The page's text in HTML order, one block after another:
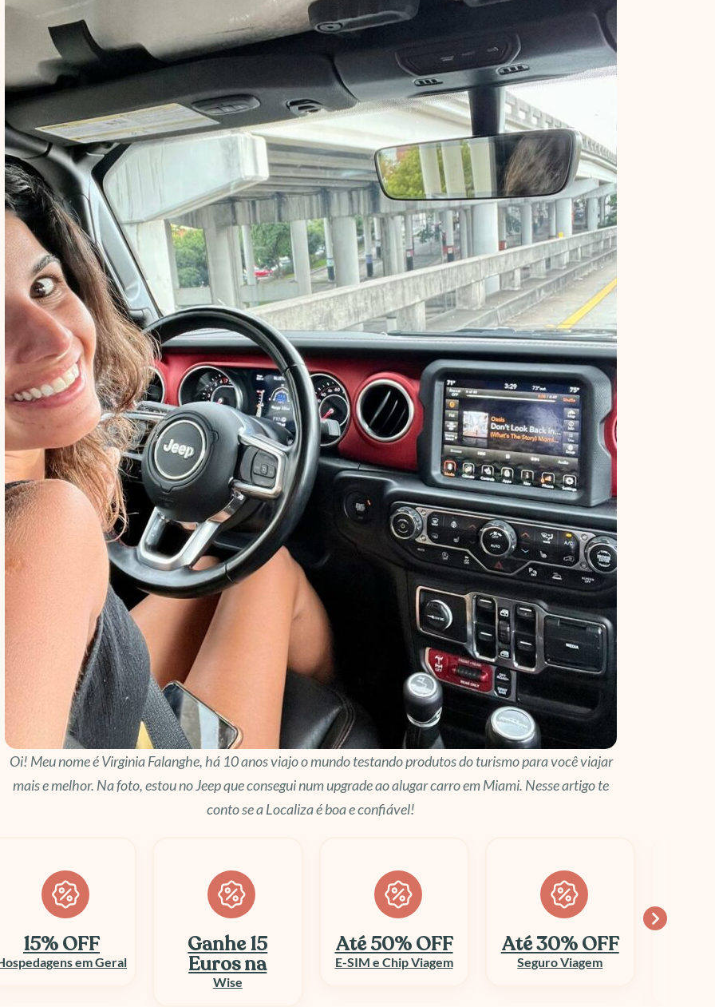
Oi! Meu nome é Virginia Falanghe, há 10 anos viajo o mundo testando produtos do turismo para você viajar
mais e melhor. Na foto, estou no Jeep que consegui num upgrade ao alugar carro em Miami. Nesse artigo te
conto se a Localiza é boa e confiável!
Ganhe 15
Euros na
Até 50% OFF
E-SIM e Chip Viagem
Até 30% OFF
Seguro Viagem
Economize
até 70%